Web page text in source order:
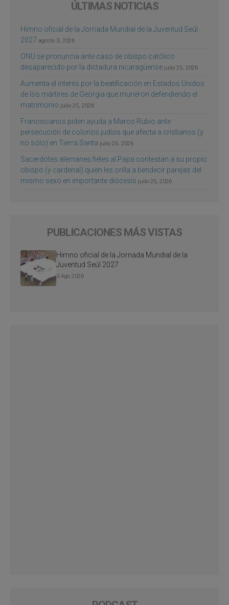
ÚLTIMAS NOTICIAS
Himno oficial de la Jornada Mundial de la Juventud Seúl
2027 agosto 3, 2026
ONU se pronuncia ante caso de obispo católico
desaparecido por la dictadura nicaragüense julio 25, 2026
Aumenta el interés por la beatificación en Estados Unidos
de los mártires de Georgia que murieron defendiendo el
matrimonio julio 25, 2026
Franciscanos piden ayuda a Marco Rubio ante
persecución de colonos judíos que afecta a cristianos (y
no sólo) en Tierra Santa julio 25, 2026
Sacerdotes alemanes fieles al Papa contestan a su propio
obispo (y cardenal) quien les orilla a bendecir parejas del
mismo sexo en importante diócesis julio 25, 2026
PUBLICACIONES MÁS VISTAS
Himno oficial de la Jornada Mundial de la
Juventud Seúl 2027
3 Ago 2026